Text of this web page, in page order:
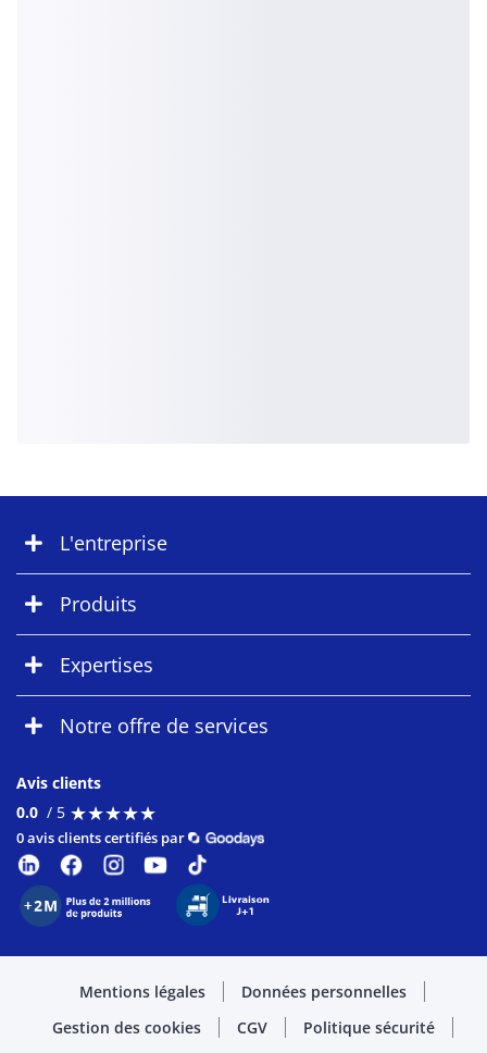
L'entreprise
Produits
Expertises
Notre offre de services
Avis clients
0.0 / 5 ★★★★★
★★★★★
0 avis clients certifiés par
Mentions légales
Données personnelles
Gestion des cookies
CGV
Politique sécurité